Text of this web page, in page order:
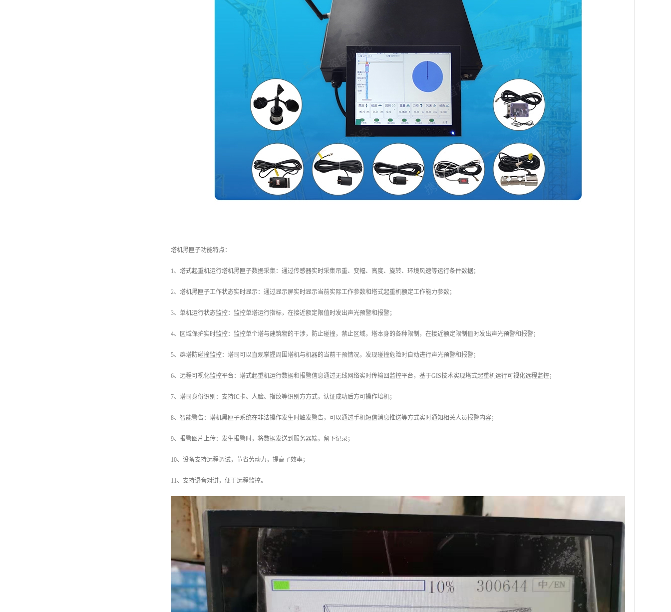
塔机黑匣子功能特点：
1、塔式起重机运行塔机黑匣子数据采集：通过传感器实时采集吊重、变幅、高度、旋转、环境风速等运行条件数据；
2、塔机黑匣子工作状态实时显示：通过显示屏实时显示当前实际工作参数和塔式起重机额定工作能力参数；
3、单机运行状态监控：监控单塔运行指标，在接近额定限值时发出声光预警和报警；
4、区域保护实时监控：监控单个塔与建筑物的干涉，防止碰撞，禁止区域，塔本身的各种限制，在接近额定限制值时发出声光预警和报警；
5、群塔防碰撞监控：塔司可以直观掌握周围塔机与机器的当前干预情况，发现碰撞危险时自动进行声光预警和报警；
6、远程可视化监控平台：塔式起重机运行数据和报警信息通过无线网络实时传输回监控平台，基于GIS技术实现塔式起重机运行可视化远程监控；
7、塔司身份识别：支持IC卡、人脸、指纹等识别方方式，认证成功后方可操作培机；
8、智能警告：塔机黑匣子系统在非法操作发生时触发警告，可以通过手机短信消息推送等方式实时通知相关人员报警内容；
9、报警图片上传：发生报警时，将数据发送到服务器端，留下记录；
10、设备支持远程调试，节省劳动力，提高了效率；
11、支持语音对讲，便于远程监控。